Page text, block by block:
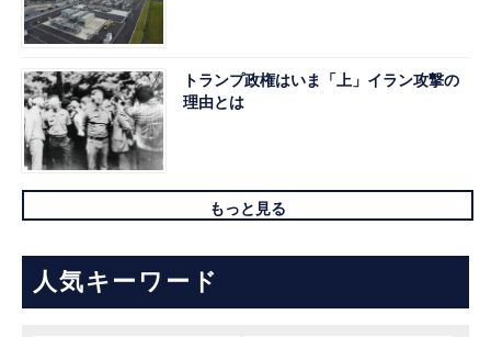
トランプ政権はいま「上」イラン攻撃の
理由とは
もっと見る
人気キーワード